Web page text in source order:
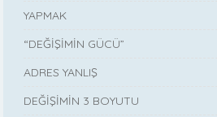
YAPMAK
“DEĞİŞİMİN GÜCÜ”
ADRES YANLIŞ
DEĞİŞİMİN 3 BOYUTU